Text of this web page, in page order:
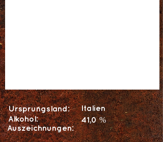
Ursprungsland:
Italien
Alkohol:
41,0 %
Auszeichnungen: